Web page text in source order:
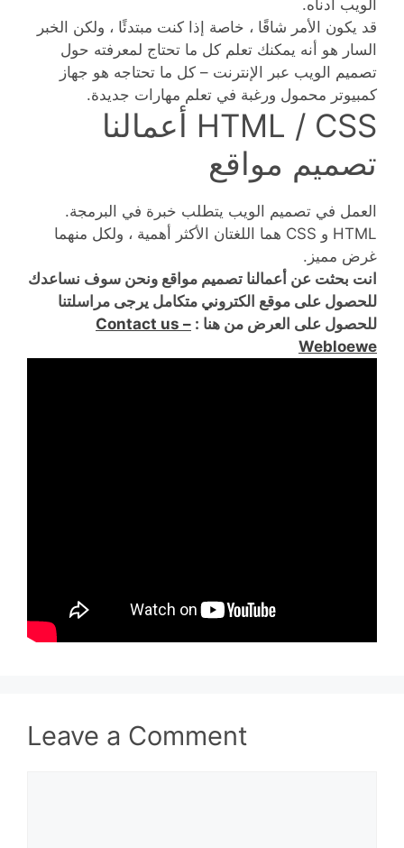
الويب أدناه.
قد يكون الأمر شاقًا ، خاصة إذا كنت مبتدئًا ، ولكن الخبر
السار هو أنه يمكنك تعلم كل ما تحتاج لمعرفته حول
تصميم الويب عبر الإنترنت – كل ما تحتاجه هو جهاز
كمبيوتر محمول ورغبة في تعلم مهارات جديدة.
HTML / CSS أعمالنا
تصميم مواقع
العمل في تصميم الويب يتطلب خبرة في البرمجة.
HTML و CSS هما اللغتان الأكثر أهمية ، ولكل منهما
غرض مميز.
انت بحثت عن أعمالنا تصميم مواقع ونحن سوف نساعدك
للحصول على موقع الكتروني متكامل يرجى مراسلتنا
للحصول على العرض من هنا : Contact us –
Webloewe
Leave a Comment